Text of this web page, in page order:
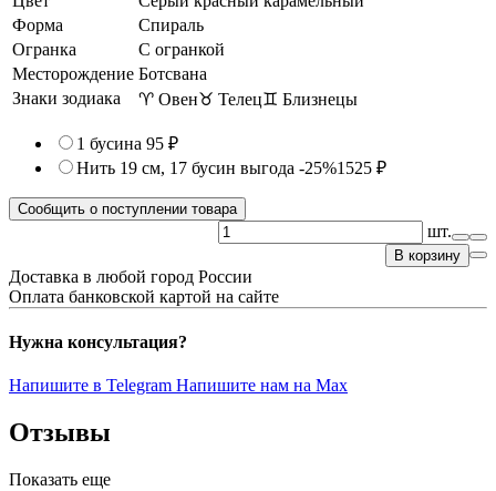
Форма
Спираль
Огранка
С огранкой
Месторождение Ботсвана
Знаки зодиака
♈ Овен♉ Телец♊ Близнецы
1 бусина 95 ₽
Нить 19 см, 17 бусин выгода -25%1525 ₽
Сообщить о поступлении товара
шт.
В корзину
Доставка в любой город России
Оплата банковской картой на сайте
Нужна консультация?
Напишите в Telegram Напишите нам на Max
Отзывы
Показать еще